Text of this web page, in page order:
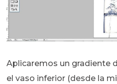
Aplicaremos un gradiente
el vaso inferior (desde la